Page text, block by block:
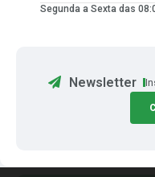
Segunda a Sexta das
Newsletter